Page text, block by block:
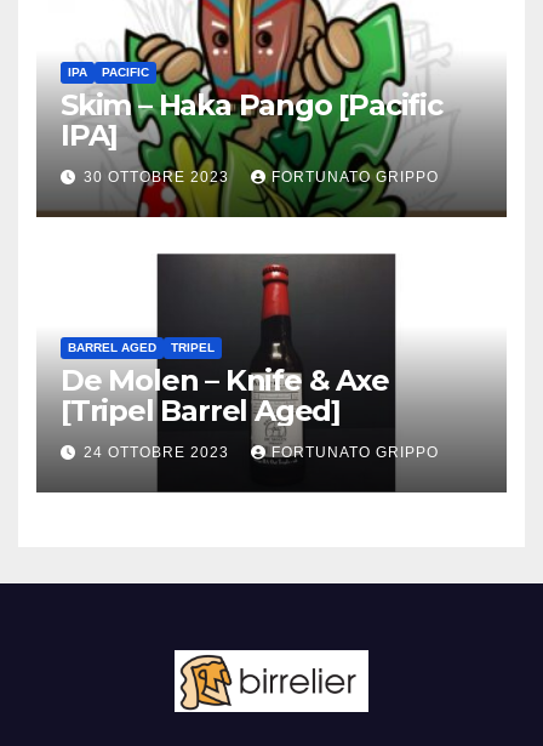
IPA PACIFIC
Skim – Haka Pango [Pacific
IPA]
30 OTTOBRE 2023 FORTUNATO GRIPPO
BARREL AGED TRIPEL
De Molen – Knife & Axe
[Tripel Barrel Aged]
24 OTTOBRE 2023 FORTUNATO GRIPPO